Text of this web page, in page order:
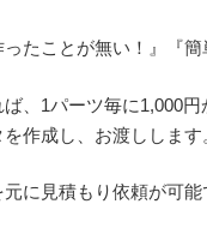
ったことが無い！』『
、1パーツ毎に1,000
作成し、お渡しします
に見積もり依頼が可